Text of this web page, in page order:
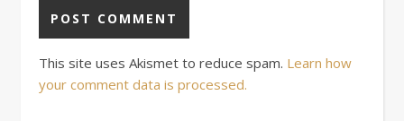
This site uses Akismet to reduce spam. Learn how
your comment data is processed.